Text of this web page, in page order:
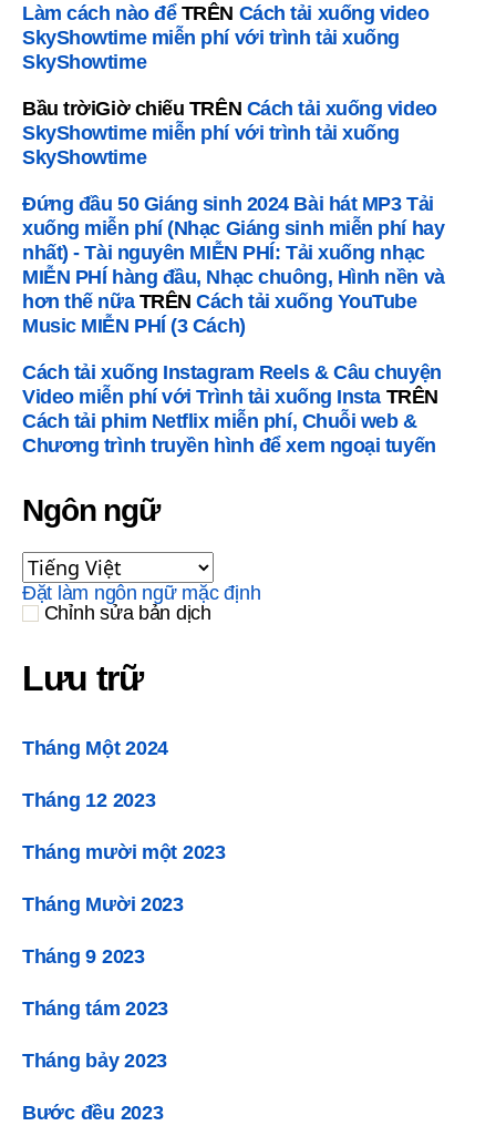
Làm cách nào đểTRÊN Cách tải xuống video
SkyShowtime miễn phí với trình tải xuống
SkyShowtime
Bầu trờiGiờ chiếu TRÊN Cách tải xuống video
SkyShowtime miễn phí với trình tải xuống
SkyShowtime
Đứng đầu 50 Giáng sinh 2024 Bài hát MP3 Tải
xuống miễn phí (Nhạc Giáng sinh miễn phí hay
nhất) - Tài nguyên MIỄN PHÍ: Tải xuống nhạc
MIỄN PHÍ hàng đầu, Nhạc chuông, Hình nền và
hơn thế nữaTRÊNCách tải xuống YouTube
Music MIỄN PHÍ (3 Cách)
Cách tải xuống Instagram Reels & Câu chuyện
Video miễn phí với Trình tải xuống Insta TRÊN
Cách tải phim Netflix miễn phí, Chuỗi web &
Chương trình truyền hình để xem ngoại tuyến
Ngôn ngữ
Đặt làm ngôn ngữ mặc định
Chỉnh sửa bản dịch
Lưu trữ
Tháng Một 2024
Tháng 12 2023
Tháng mười một 2023
Tháng Mười 2023
Tháng 9 2023
Tháng tám 2023
Tháng bảy 2023
Bước đều 2023